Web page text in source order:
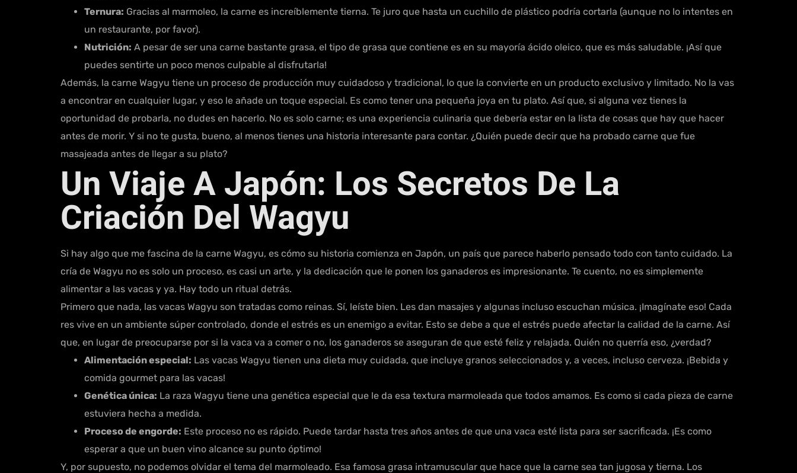
Ternura: Gracias al marmoleo, la carne es increíblemente tierna. Te juro que hasta un cuchillo de plástico podría cortarla (aunque no lo intentes en
un restaurante, por favor).
Nutrición: A pesar de ser una carne bastante grasa, el tipo de grasa que contiene es en su mayoría ácido oleico, que es más saludable. ¡Así que
puedes sentirte un poco menos culpable al disfrutarla!
Además, la carne Wagyu tiene un proceso de producción muy cuidadoso y tradicional, lo que la convierte en un producto exclusivo y limitado. No la vas
a encontrar en cualquier lugar, y eso le añade un toque especial. Es como tener una pequeña joya en tu plato. Así que, si alguna vez tienes la
oportunidad de probarla, no dudes en hacerlo. No es solo carne; es una experiencia culinaria que debería estar en la lista de cosas que hay que hacer
antes de morir. Y si no te gusta, bueno, al menos tienes una historia interesante para contar. ¿Quién puede decir que ha probado carne que fue
masajeada antes de llegar a su plato?
Un Viaje A Japón: Los Secretos De La
Criación Del Wagyu
Si hay algo que me fascina de la carne Wagyu, es cómo su historia comienza en Japón, un país que parece haberlo pensado todo con tanto cuidado. La
cría de Wagyu no es solo un proceso, es casi un arte, y la dedicación que le ponen los ganaderos es impresionante. Te cuento, no es simplemente
alimentar a las vacas y ya. Hay todo un ritual detrás.
Primero que nada, las vacas Wagyu son tratadas como reinas. Sí, leíste bien. Les dan masajes y algunas incluso escuchan música. ¡Imagínate eso! Cada
res vive en un ambiente súper controlado, donde el estrés es un enemigo a evitar. Esto se debe a que el estrés puede afectar la calidad de la carne. Así
que, en lugar de preocuparse por si la vaca va a comer o no, los ganaderos se aseguran de que esté feliz y relajada. Quién no querría eso, ¿verdad?
Alimentación especial: Las vacas Wagyu tienen una dieta muy cuidada, que incluye granos seleccionados y, a veces, incluso cerveza. ¡Bebida y
comida gourmet para las vacas!
Genética única: La raza Wagyu tiene una genética especial que le da esa textura marmoleada que todos amamos. Es como si cada pieza de carne
estuviera hecha a medida.
Proceso de engorde: Este proceso no es rápido. Puede tardar hasta tres años antes de que una vaca esté lista para ser sacrificada. ¡Es como
esperar a que un buen vino alcance su punto óptimo!
Y, por supuesto, no podemos olvidar el tema del marmoleado. Esa famosa grasa intramuscular que hace que la carne sea tan jugosa y tierna. Los